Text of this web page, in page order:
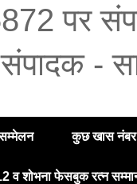
पर
-
कुछ खास नंबर
व शोभना फेसबुक रत्न